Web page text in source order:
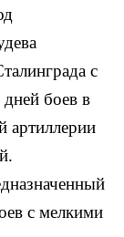
с
боев в
артиллерии
с мелкими